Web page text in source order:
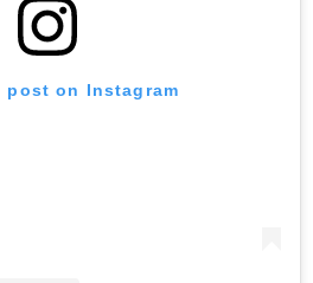
post on Instagram